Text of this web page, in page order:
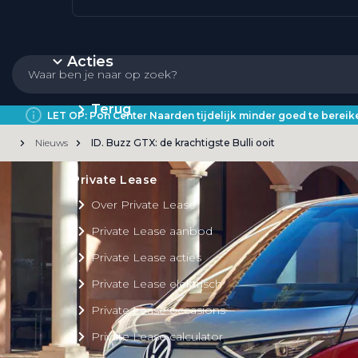
Acties
Terug
Private Lease
Over Private Lease
Private Lease aanbod
Private Lease acties
Private Lease elektrisch
Private Lease occasions
Private Lease calculator
LET OP: Pon Center Naarden tijdelijk minder goed te
Nieuws ID. Buzz GTX: de krachtigste Bulli ooit